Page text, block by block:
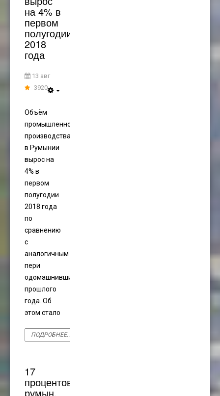
на 4% в
первом
полугодии
2018
года
13 авг
3920
Объём
промышленного
производства
в Румынии
вырос на
4% в
первом
полугодии
2018 года
по
сравнению
с
аналогичным
пери
одомашнившие
прошлого
года. Об
этом стало
ПОДРОБНЕЕ...
17
процентов
румын,